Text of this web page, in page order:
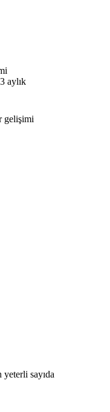
aylık
gelişimi
yeterli sayıda